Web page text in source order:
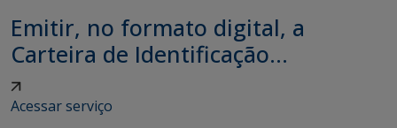
Emitir, no formato digital, a
Carteira de Identificação...
Acessar serviço